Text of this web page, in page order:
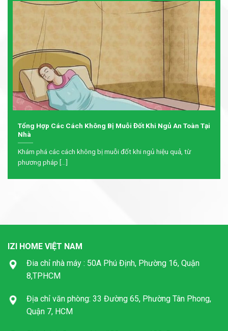
Tổng Hợp Các Cách Không Bị Muỗi Đốt Khi Ngủ An Toàn Tại
Nhà
Khám phá các cách không bị muỗi đốt khi ngủ hiệu quả, từ
phương pháp [...]
IZI HOME VIỆT NAM
Đia chỉ nhà máy : 50A Phú Định, Phường 16, Quận
8,TPHCM
Địa chỉ văn phòng: 33 Đường 65, Phường Tân Phong,
Quận 7, HCM